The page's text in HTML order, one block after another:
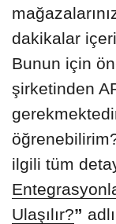
dakikalar
Bunun için
şirketinden
ilgili tüm
Ulaşılır?”